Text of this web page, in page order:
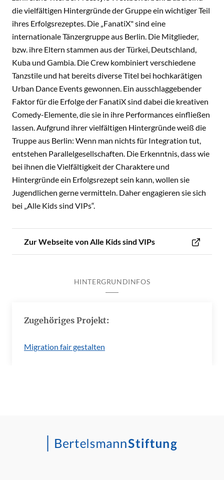
die vielfältigen Hintergründe der Gruppe ein wichtiger Teil
ihres Erfolgsrezeptes. Die „FanatiX" sind eine
internationale Tänzergruppe aus Berlin. Die Mitglieder,
bzw. ihre Eltern stammen aus der Türkei, Deutschland,
Kuba und Gambia. Die Crew kombiniert verschiedene
Tanzstile und hat bereits diverse Titel bei hochkarätigen
Urban Dance Events gewonnen. Ein ausschlaggebender
Faktor für die Erfolge der FanatiX sind dabei die kreativen
Comedy-Elemente, die sie in ihre Performances einfließen
lassen. Aufgrund ihrer vielfältigen Hintergründe weiß die
Truppe aus Berlin: Wenn man nichts für Integration tut,
entstehen Parallelgesellschaften. Die Erkenntnis, dass wie
bei ihnen die Vielfältigkeit der Charaktere und
Hintergründe ein Erfolgsrezept sein kann, wollen sie
Jugendlichen gerne vermitteln. Daher engagieren sie sich
bei „Alle Kids sind VIPs“.
Zur Webseite von Alle Kids sind VIPs
HINTERGRUNDINFOS
Zugehöriges Projekt:
Migration fair gestalten